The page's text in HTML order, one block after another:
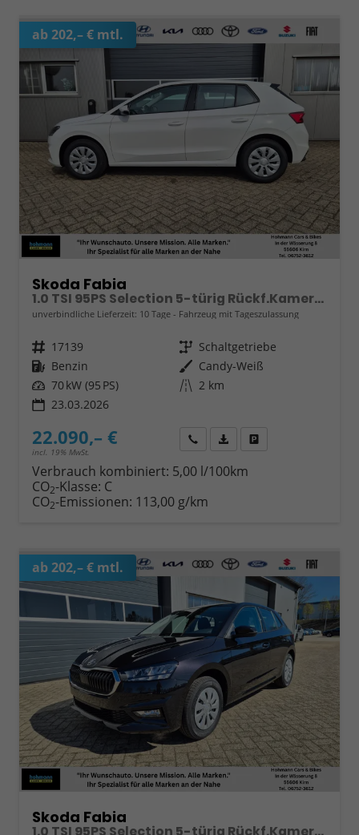
ab 202,– € mtl.
Skoda Fabia
1.0 TSI 95PS Selection 5-türig Rückf.Kamera Parksensoren Sitzheizung Multifunktionslenkrad Klima Skoda-Radio Bluetooth Touchscreen Tempomat Nebelsch. Apple CarPlay + Android Auto
unverbindliche Lieferzeit: 10 Tage Fahrzeug mit Tageszulassung
Fahrzeugnr. 17139 Getriebe Schaltgetriebe
Kraftstoff Benzin Außenfarbe Candy-Weiß
Leistung 70 kW (95 PS) Kilometerstand 2 km
23.03.2026
22.090,– €
incl. 19% MwSt.
Wir rufen Sie anFahrzeugexposé (PDF)
Verbrauch kombiniert: 5,00 l/100km
CO2-Klasse: C
CO2-Emissionen: 113,00 g/km
ab 202,– € mtl.
Skoda Fabia
1.0 TSI 95PS Selection 5-türig Rückf.Kamera Parksensoren Sitzheizung Multifunktionslenkrad Klima Skoda-Radio Bluetooth Touchscreen Tempomat Nebelsch. Apple CarPlay + Android Auto